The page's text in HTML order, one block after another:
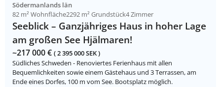
Södermanlands län
82 m² Wohnfläche2292 m² Grundstück4 Zimmer
Seeblick – Ganzjähriges Haus in hoher Lage
am großen See Hjälmaren!
~217 000 € ( 2 395 000 SEK )
Südliches Schweden - Renoviertes Ferienhaus mit allen
Bequemlichkeiten sowie einem Gästehaus und 3 Terrassen, am
Ende eines Dorfes, 100 m vom See. Bootsplatz möglich.